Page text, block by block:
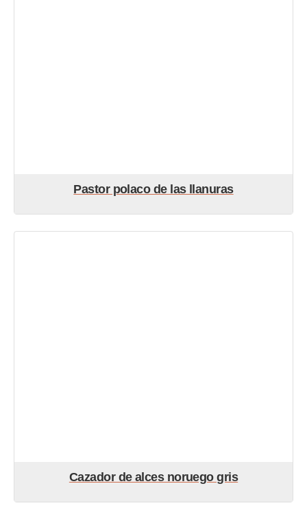
Pastor polaco de las llanuras
Cazador de alces noruego gris